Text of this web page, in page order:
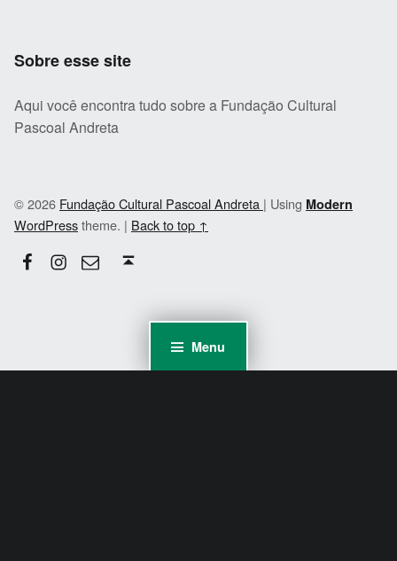
Menu
Sobre esse site
Aqui você encontra tudo sobre a Fundação Cultural
Pascoal Andreta
© 2026 Fundação Cultural Pascoal Andreta | Using Modern
WordPresstheme. | Back to top ↑